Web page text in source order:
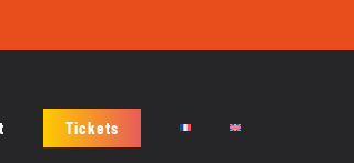
Tickets